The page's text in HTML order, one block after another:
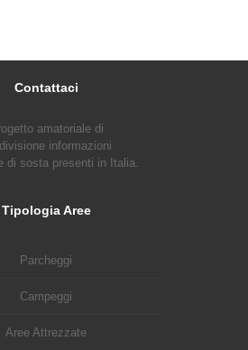
Contattaci
amatoriale di
informazioni
di sosta presenti in Italia.
Tipologia Aree
Parcheggi
Campeggi
Aree Attrezzate